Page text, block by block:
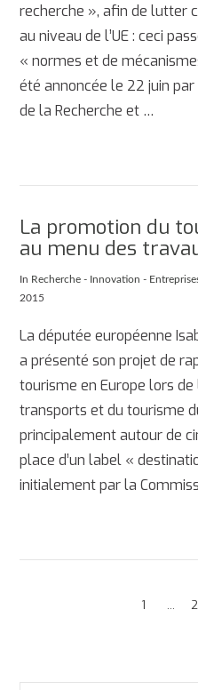
recherche », afin de lutter
au niveau de l’UE : ceci
« normes et de
été annoncée le 22 juin
de la Recherche et …
La promotion du
au menu des
In Recherche - Innovation -
2015
La députée européenne
a présenté son projet de
tourisme en Europe lors
transports et du tourisme
principalement autour de
place d’un label «
initialement par la
1 ...